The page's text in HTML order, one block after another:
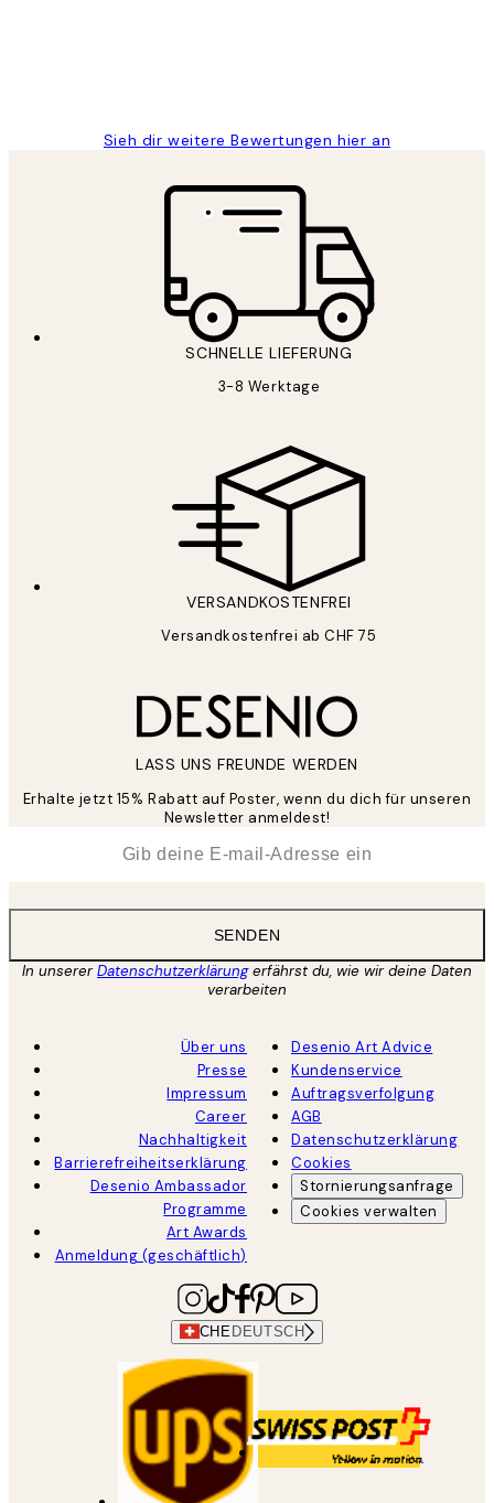
Sieh dir weitere Bewertungen hier an
SCHNELLE LIEFERUNG
3-8 Werktage
VERSANDKOSTENFREI
Versandkostenfrei ab CHF 75
LASS UNS FREUNDE WERDEN
Erhalte jetzt 15% Rabatt auf Poster, wenn du dich für unseren
Newsletter anmeldest!
SENDEN
In unsererDatenschutzerklärungerfährst du, wie wir deine Daten
verarbeiten
Über uns
Presse
Impressum
Career
Nachhaltigkeit
Barrierefreiheitserklärung
Desenio Ambassador
Programme
Art Awards
Anmeldung (geschäftlich)
Desenio Art Advice
Kundenservice
Auftragsverfolgung
AGB
Datenschutzerklärung
Cookies
Stornierungsanfrage
Cookies verwalten
CHE DEUTSCH